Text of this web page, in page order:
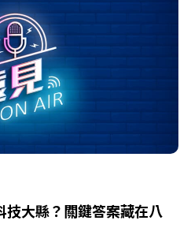
大縣？關鍵答案藏在八